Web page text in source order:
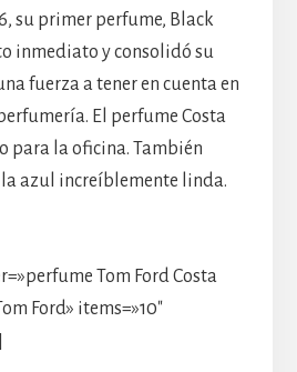
su primer perfume, Black
inmediato y consolidó su
fuerza a tener en cuenta en
El perfume Costa
para la oficina. También
azul increíblemente linda.
Tom Ford Costa
Ford» items=»10″